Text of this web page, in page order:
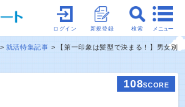
メニュー
検索
新規登録
ログイン
就活特集記事
【第一印象は髪型で決まる！】男女別
108SCORE